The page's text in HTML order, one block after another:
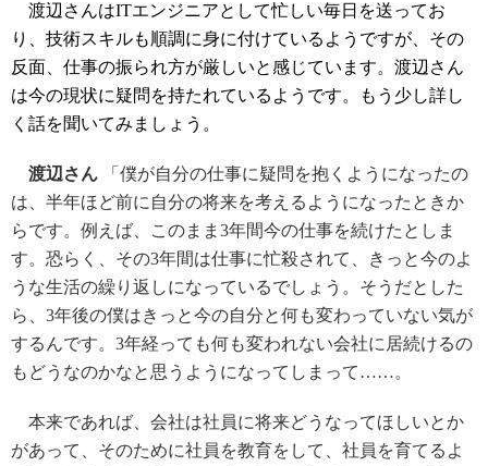
渡辺さんはITエンジニアとして忙しい毎日を送ってお
り、技術スキルも順調に身に付けているようですが、その
反面、仕事の振られ方が厳しいと感じています。渡辺さん
は今の現状に疑問を持たれているようです。もう少し詳し
く話を聞いてみましょう。
渡辺さん 「僕が自分の仕事に疑問を抱くようになったの
は、半年ほど前に自分の将来を考えるようになったときか
らです。例えば、このまま3年間今の仕事を続けたとしま
す。恐らく、その3年間は仕事に忙殺されて、きっと今のよ
うな生活の繰り返しになっているでしょう。そうだとした
ら、3年後の僕はきっと今の自分と何も変わっていない気が
するんです。3年経っても何も変われない会社に居続けるの
もどうなのかなと思うようになってしまって……。
本来であれば、会社は社員に将来どうなってほしいとか
があって、そのために社員を教育をして、社員を育てるよ